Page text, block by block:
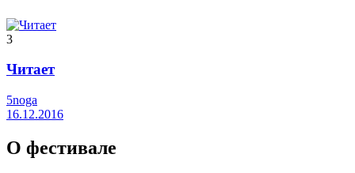
3
Читает
5noga
16.12.2016
О фестивале